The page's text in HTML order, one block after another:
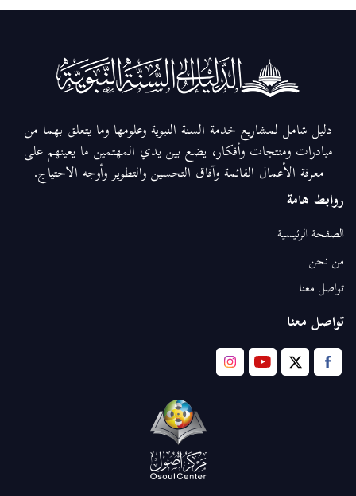
دليل شامل لمشاريع خدمة السنة النبوية وعلومها وما يتعلق بهما من
مبادرات ومنتجات وأفكار، يضع بين يدي المهتمين ما يعينهم على
معرفة الأعمال القائمة وآفاق التحسين والتطوير وأوجه الاحتياج.
روابط هامة
الصفحة الرئيسية
من نحن
تواصل معنا
تواصل معنا